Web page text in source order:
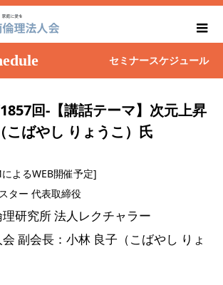
セミナースケジュール
回-【講話テーマ】次元上昇
こばやし りょうこ）氏
よるWEB開催予定]
ター 代表取締役
研究所 法人レクチャラー
副会長：小林 良子（こばやし りょ